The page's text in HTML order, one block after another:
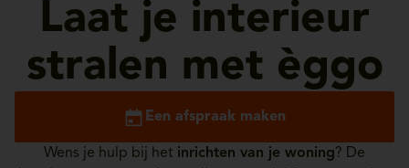
Laat je interieur
stralen met èggo
Een afspraak maken
Wens je hulp bij het inrichten van je woning? De